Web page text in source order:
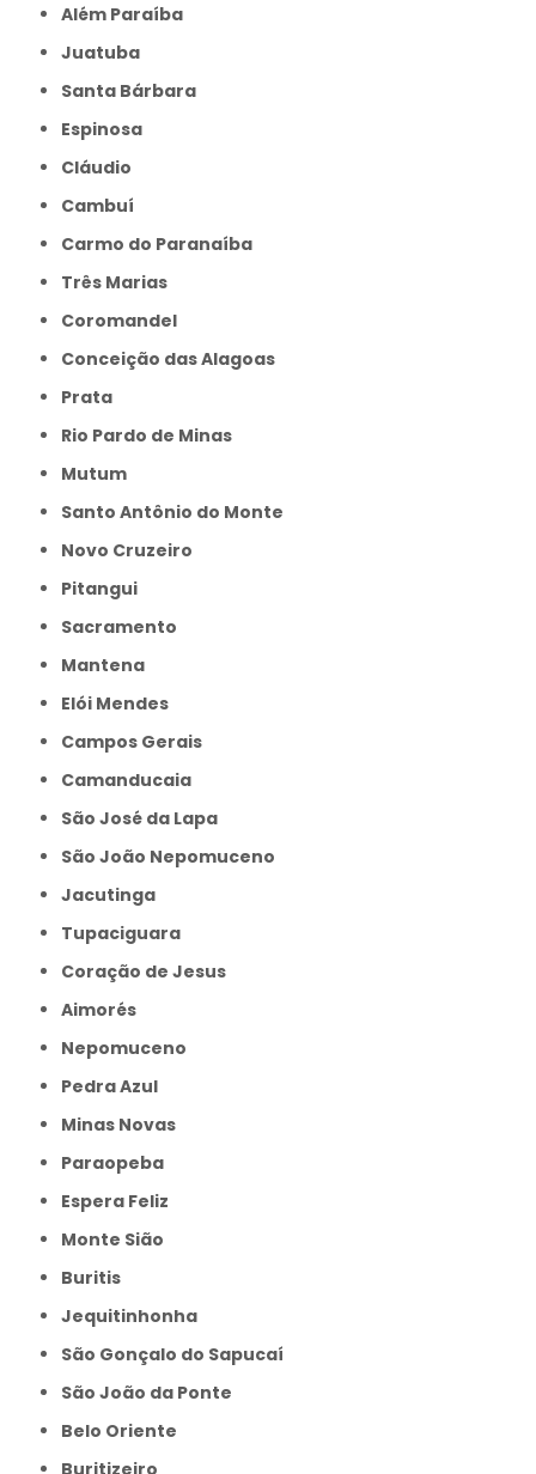
Além Paraíba
Juatuba
Santa Bárbara
Espinosa
Cláudio
Cambuí
Carmo do Paranaíba
Três Marias
Coromandel
Conceição das Alagoas
Prata
Rio Pardo de Minas
Mutum
Santo Antônio do Monte
Novo Cruzeiro
Pitangui
Sacramento
Mantena
Elói Mendes
Campos Gerais
Camanducaia
São José da Lapa
São João Nepomuceno
Jacutinga
Tupaciguara
Coração de Jesus
Aimorés
Nepomuceno
Pedra Azul
Minas Novas
Paraopeba
Espera Feliz
Monte Sião
Buritis
Jequitinhonha
São Gonçalo do Sapucaí
São João da Ponte
Belo Oriente
Buritizeiro